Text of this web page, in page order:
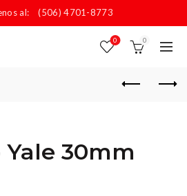
al: (506) 4701-8773
0 0
30mm